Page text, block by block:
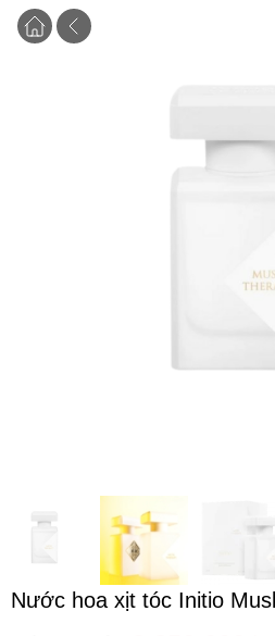
Nước hoa xịt tóc Initio